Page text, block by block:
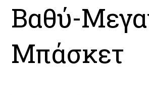
Βαθύ-
Μπάσκετ